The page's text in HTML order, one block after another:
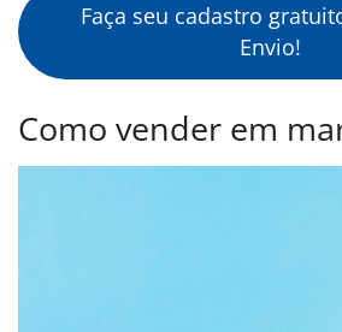
Faça seu cadastro
Envio!
Como vender em